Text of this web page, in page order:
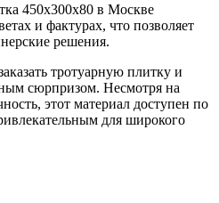
450x300x80 в Москве
и фактурах, что позволяет
решения.
тротуарную плитку и
сюрпризом. Несмотря на
этот материал доступен по
для широкого